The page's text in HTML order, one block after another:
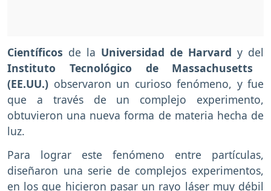
Científicos de la Universidad de Harvard y del
Instituto Tecnológico de Massachusetts
(EE.UU.) observaron un curioso fenómeno, y fue
que a través de un complejo experimento,
obtuvieron una nueva forma de materia hecha de
luz.
Para lograr este fenómeno entre partículas,
diseñaron una serie de complejos experimentos,
en los que hicieron pasar un rayo láser muy débil